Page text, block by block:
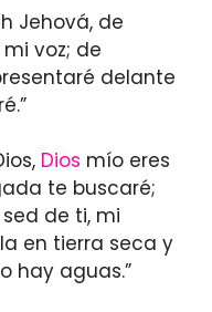
Jehová, de
voz; de
delante
Dios mío eres
te buscaré;
de ti, mi
en tierra seca y
hay aguas.”